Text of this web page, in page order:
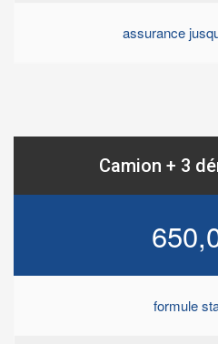
assurance
Camion + 3
formule